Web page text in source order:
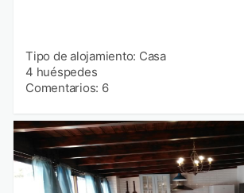
Tipo de alojamiento: Casa
4 huéspedes
Comentarios: 6